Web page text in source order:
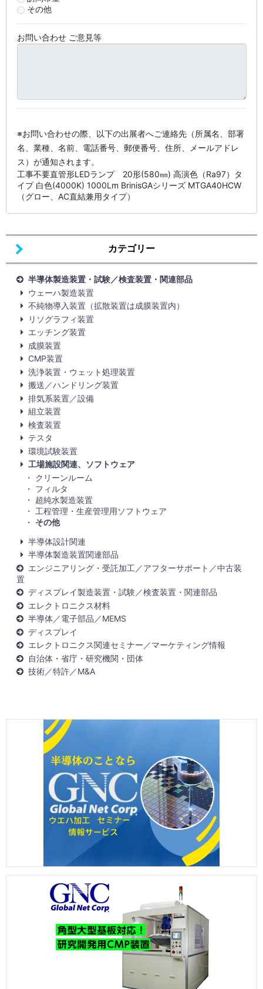
カテゴリー
半導体製造装置・試験／検査装置・関連部品
ウェーハ製造装置
不純物導入装置（拡散装置は成膜装置内）
リソグラフィ装置
エッチング装置
成膜装置
CMP装置
洗浄装置・ウェット処理装置
搬送／ハンドリング装置
排気系装置／設備
組立装置
検査装置
テスタ
環境試験装置
工場施設関連、ソフトウェア
クリーンルーム
フィルタ
超純水製造装置
工程管理・生産管理用ソフトウェア
その他
半導体設計関連
半導体製造装置関連部品
エンジニアリング・受託加工／アフターサポート／中古装
置
ディスプレイ製造装置・試験／検査装置・関連部品
エレクトロニクス材料
半導体／電子部品／MEMS
ディスプレイ
エレクトロニクス関連セミナー／マーケティング情報
自治体・省庁・研究機関・団体
技術／特許／M&A
その他
お問い合わせ ご意見等
※お問い合わせの際、以下の出展者へご連絡先（所属名、部署
名、業種、名前、電話番号、郵便番号、住所、メールアドレ
ス）が通知されます。
工事不要直管形LEDランプ 20形(580㎜) 高演色（Ra97）タ
イプ 白色(4000K) 1000Lm BrinisGAシリーズ MTGA40HCW
（グロー、AC直結兼用タイプ）